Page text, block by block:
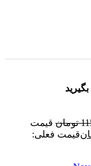
تومان قیمت
قیمت فعلی: